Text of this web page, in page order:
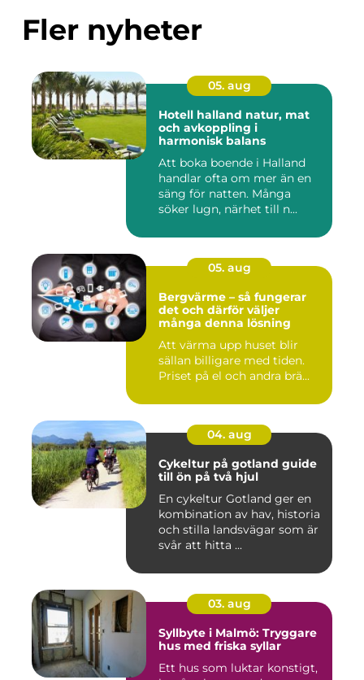
Fler nyheter
05. aug
Hotell halland natur, mat
och avkoppling i
harmonisk balans
Att boka boende i Halland
handlar ofta om mer än en
säng för natten. Många
söker lugn, närhet till n...
05. aug
Bergvärme – så fungerar
det och därför väljer
många denna lösning
Att värma upp huset blir
sällan billigare med tiden.
Priset på el och andra brä...
04. aug
Cykeltur på gotland guide
till ön på två hjul
En cykeltur Gotland ger en
kombination av hav, historia
och stilla landsvägar som är
svår att hitta ...
03. aug
Syllbyte i Malmö: Tryggare
hus med friska syllar
Ett hus som luktar konstigt,